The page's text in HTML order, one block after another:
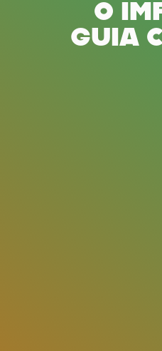
O
GUIA